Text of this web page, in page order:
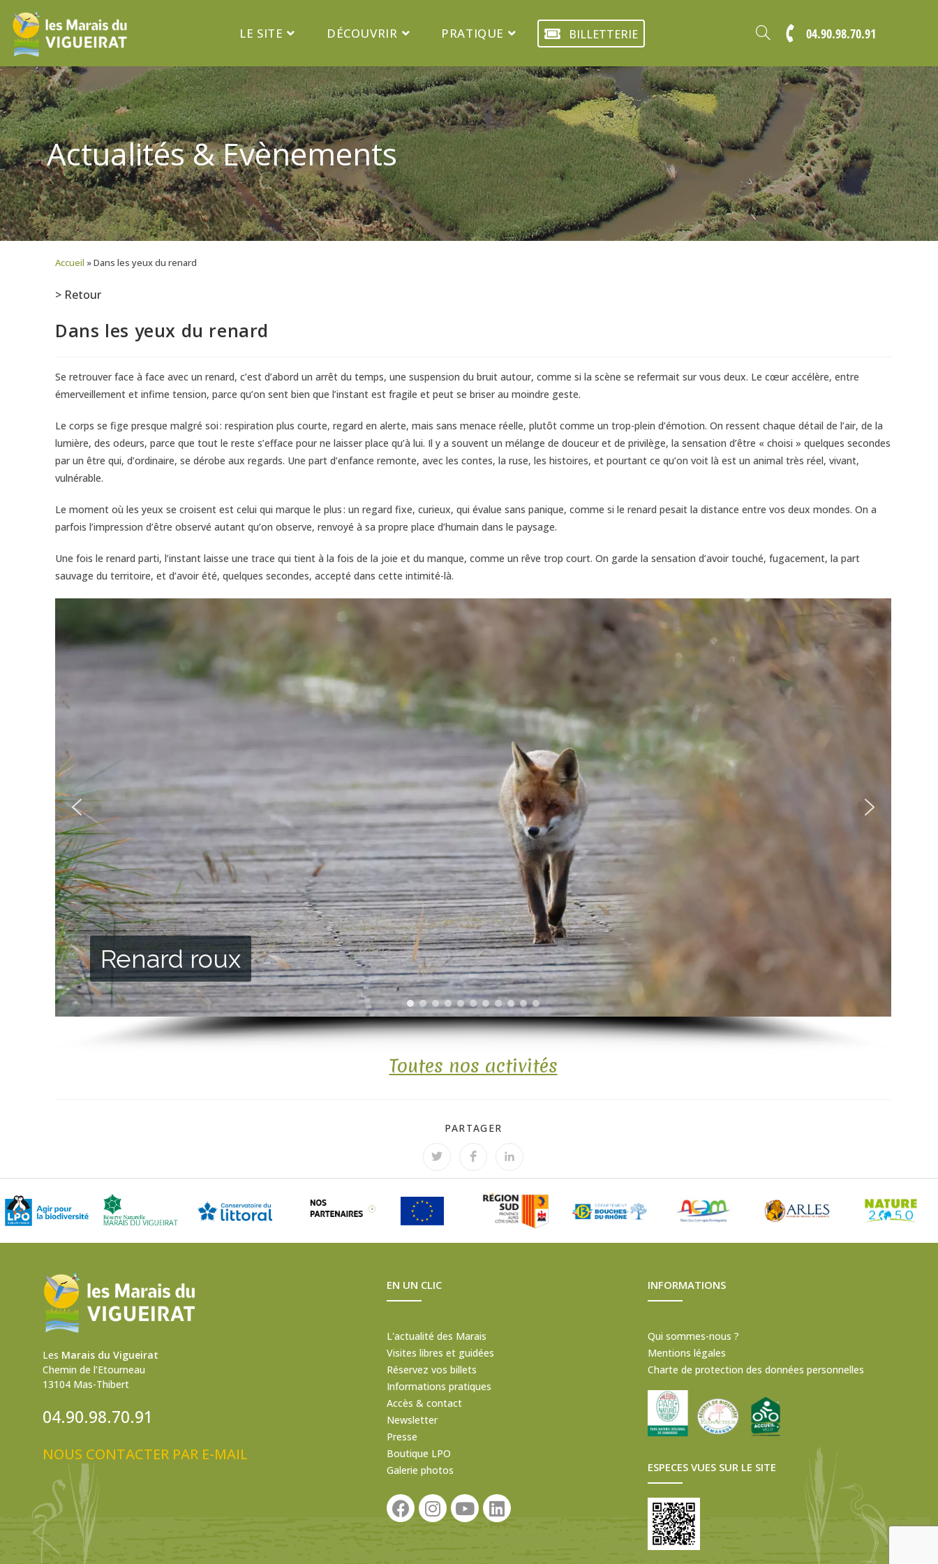
LE SITE DÉCOUVRIR PRATIQUE BILLETTERIE 04.90.98.70.91
Actualités & Evènements
Accueil »Dans les yeux du renard
> Retour
Dans les yeux du renard
Se retrouver face à face avec un renard, c’est d’abord un arrêt du temps, une suspension du bruit autour, comme si la scène se refermait sur vous deux. Le cœur accélère, entre
émerveillement et infime tension, parce qu’on sent bien que l’instant est fragile et peut se briser au moindre geste.
Le corps se fige presque malgré soi : respiration plus courte, regard en alerte, mais sans menace réelle, plutôt comme un trop-plein d’émotion. On ressent chaque détail de l’air, de la
lumière, des odeurs, parce que tout le reste s’efface pour ne laisser place qu’à lui. Il y a souvent un mélange de douceur et de privilège, la sensation d’être « choisi » quelques secondes
par un être qui, d’ordinaire, se dérobe aux regards. Une part d’enfance remonte, avec les contes, la ruse, les histoires, et pourtant ce qu’on voit là est un animal très réel, vivant,
vulnérable.
Le moment où les yeux se croisent est celui qui marque le plus : un regard fixe, curieux, qui évalue sans panique, comme si le renard pesait la distance entre vos deux mondes. On a
parfois l’impression d’être observé autant qu’on observe, renvoyé à sa propre place d’humain dans le paysage.
Une fois le renard parti, l’instant laisse une trace qui tient à la fois de la joie et du manque, comme un rêve trop court. On garde la sensation d’avoir touché, fugacement, la part
sauvage du territoire, et d’avoir été, quelques secondes, accepté dans cette intimité-là.
Renard roux
Toutes nos activités
PARTAGER
Les Marais du Vigueirat
Chemin de l’Etourneau
13104 Mas-Thibert
04.90.98.70.91
NOUS CONTACTER PAR E-MAIL
EN UN CLIC
L'actualité des Marais
Visites libres et guidées
Réservez vos billets
Informations pratiques
Accès & contact
Newsletter
Presse
Boutique LPO
Galerie photos
INFORMATIONS
Qui sommes-nous ?
Mentions légales
Charte de protection des données personnelles
ESPECES VUES SUR LE SITE